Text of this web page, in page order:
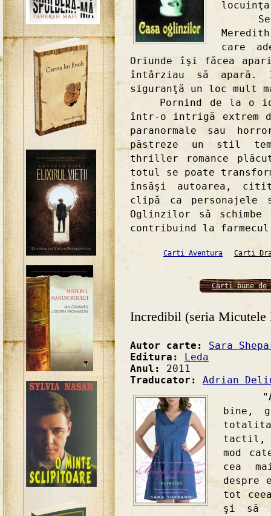
Se
care
Oriunde îşi făcea
întârziau să apară.
siguranţă un loc mult
Pornind de la o
într-o intrigă extrem
paranormale sau
păstreze un stil
thriller romance
totul se poate
însăşi autoarea,
clipă ca
Oglinzilor să
contribuind la
Carti Aventura Carti
Carti bune
Incredibil (seria Micutele
Autor carte: Sara
Editura:
Leda
Anul: 2011
Traducator: Adrian
bine,
tactil,
mod
cea
despre
tot
şi să